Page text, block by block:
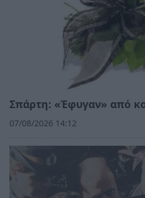
Σπάρτη: «Έφυγαν» από
07/08/2026 14:12